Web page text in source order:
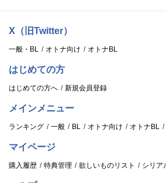
X（旧Twitter）
一般・BL オトナ向け オトナBL
はじめての方
はじめての方へ 新規会員登録
メインメニュー
ランキング 一般 BL オトナ向け オトナBL
マイページ
購入履歴 特典管理 欲しいものリスト シリア